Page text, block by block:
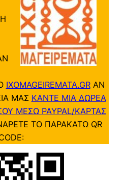
IXOMAGEIREMATA.GRΑΝ
ΜΑΣ ΚΑΝΤΕ ΜΙΑ ΔΩΡΕΑ
ΜΕΣΩ PAYPAL/ΚΑΡΤΑΣ
ΤΟ ΠΑΡΑΚΑΤΩ QR